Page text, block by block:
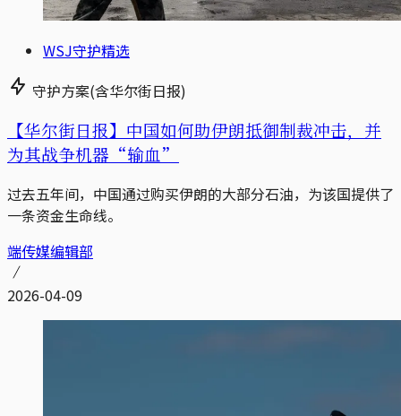
WSJ守护精选
守护方案(含华尔街日报)
【华尔街日报】中国如何助伊朗抵御制裁冲击，并
为其战争机器“输血”
过去五年间，中国通过购买伊朗的大部分石油，为该国提供了
一条资金生命线。
端传媒编辑部
2026-04-09